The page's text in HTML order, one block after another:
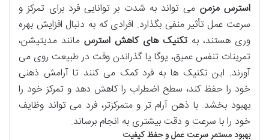
استرس مزمن می تواند به شدت بر توانایی فرد برای تمرکز و
سرعت عمل تأثیر منفی بگذارد. افرادی که به دنبال افزایش بهره
وری هستند، بهتکنیک های کاهش استرسمانند مدیتیشن،
تمرینات تنفس عمیق، یوگا یا گذراندن وقت در طبیعت روی می
آورند. این تکنیک ها به فرد کمک می کنند تا آرامش ذهنی
خود را حفظ کند، سطح اضطراب را کاهش دهد و تمرکز خود را
بهبود بخشد. با ذهن آرام تر و متمرکزتر، فرد می تواند وظایف
خود را با سرعت و دقت بیشتری به انجام برساند.
بهبود مستمر سرعت عمل و حفظ کیفیت